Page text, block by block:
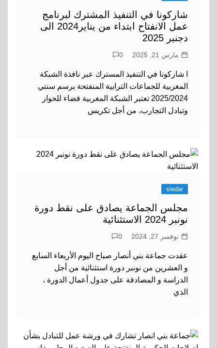
شاركونا في التنفيذ المشترك لبرنامج
عمل الانفتاح ابتداء من يناير2024 الى
دجنبر 2025
مارس 21, 2025 0
ا شاركونا في التنفيذ المسترك عبر نافذة الشبكة
المغربية للجماعات الترابية المنفتحة برسم سنتي
2025/2024 تعتبر الشبكة المغربية فضاء للحوار
وتبادل التجارب، من أجل تكريس
sledar
مجلس الجماعة يصادق على نقط دورة
نونبر 2024 الاستثنائية
نوفمبر 27, 2024 0
عقدت جماعة بني أنصار صباح اليوم الأربعاء السابع
و العشرين من نونبر دورة استثنائية من أجل
الدراسة و المصادقة على جدول أعمال الدورة ،
الذي